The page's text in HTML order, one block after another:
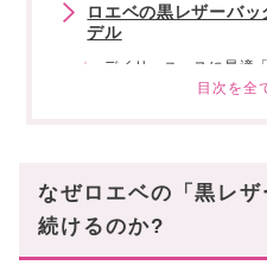
ロエベの黒レザーバ
デル
デイリーユースに最適
ミニマルに決まる「ミ
オフィス・ビジネスシ
なぜロエベの「黒レ
続けるのか?